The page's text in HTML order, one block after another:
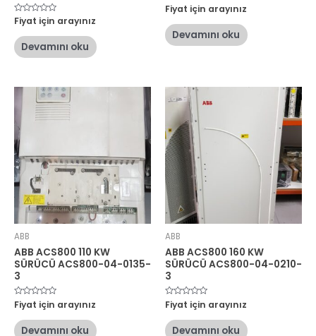
5
üzerinden
oy
aldı
Fiyat için arayınız
Devamını oku
5
üzerinden
oy
aldı
Fiyat için arayınız
Devamını oku
ABB
ABB ACS800 110 KW
SÜRÜCÜ ACS800-04-0135-
3
5
üzerinden
oy
aldı
Fiyat için arayınız
Devamını oku
ABB
ABB ACS800 160 KW
SÜRÜCÜ ACS800-04-0210-
3
5
üzerinden
oy
aldı
Fiyat için arayınız
Devamını oku